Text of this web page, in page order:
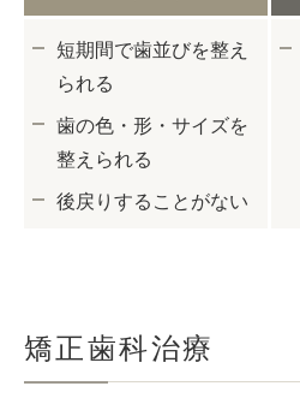
短期間で歯並びを整え
られる
歯の色・形・サイズを
整えられる
後戻りすることがない
矯正歯科治療